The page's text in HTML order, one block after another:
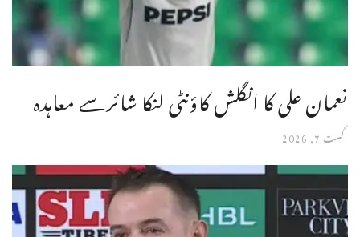
نعمان علی کا انگلش کاؤنٹی لنکا شائرسے معاہدہ
اگست 7, 2026